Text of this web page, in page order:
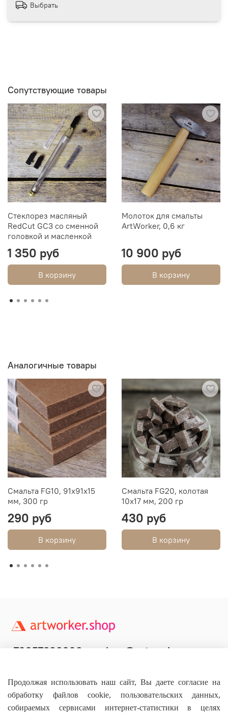
Выбрать
Сопутствующие товары
Стеклорез масляный
RedCut GC3 со сменной
головкой и масленкой
1 350 руб
В корзину
Молоток для смальты
ArtWorker, 0,6 кг
10 900 руб
В корзину
Аналогичные товары
Смальта FG10, 91х91х15
мм, 300 гр
290 руб
В корзину
Смальта FG20, колотая
10х17 мм, 200 гр
430 руб
В корзину
+79957800990 shop@artworker.pro
Продолжая использовать наш сайт, Вы даете согласие на
обработку файлов cookie, пользовательских данных,
собираемых сервисами интернет-статистики в целях